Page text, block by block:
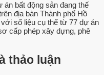
bất động sản đang thế
địa bàn Thành phố Hồ
số liệu cụ thể từ 77 dự án
cấp phép xây dựng, phê
thảo luận